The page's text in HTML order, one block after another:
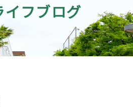
イフブログ